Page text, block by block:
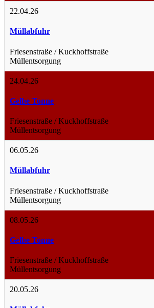
22.04.26
Müllabfuhr
Friesenstraße / Kuckhoffstraße
Müllentsorgung
24.04.26
Gelbe Tonne
Friesenstraße / Kuckhoffstraße
Müllentsorgung
06.05.26
Müllabfuhr
Friesenstraße / Kuckhoffstraße
Müllentsorgung
08.05.26
Gelbe Tonne
Friesenstraße / Kuckhoffstraße
Müllentsorgung
20.05.26